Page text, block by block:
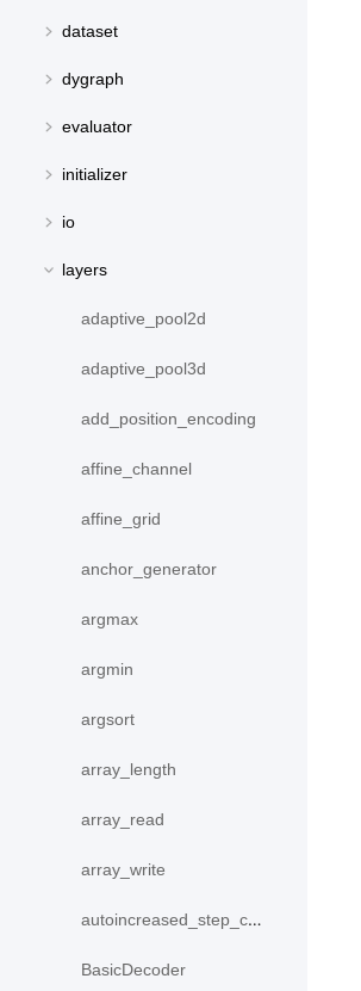
dataset
dygraph
evaluator
initializer
io
layers
adaptive_pool2d
adaptive_pool3d
add_position_encoding
affine_channel
affine_grid
anchor_generator
argmax
argmin
argsort
array_length
array_read
array_write
autoincreased_step_counter
BasicDecoder